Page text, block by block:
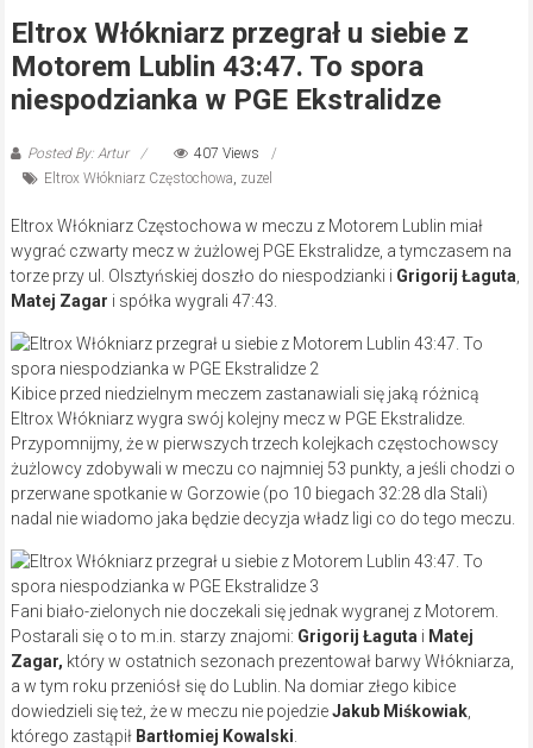
Eltrox Włókniarz przegrał u siebie z
Motorem Lublin 43:47. To spora
niespodzianka w PGE Ekstralidze
Posted By: Artur
407 Views
Eltrox Włókniarz Częstochowa, zuzel
Eltrox Włókniarz Częstochowa w meczu z Motorem Lublin miał
wygrać czwarty mecz w żużlowej PGE Ekstralidze, a tymczasem na
torze przy ul. Olsztyńskiej doszło do niespodzianki i Grigorij Łaguta
Matej Zagar i spółka wygrali 47:43.
Kibice przed niedzielnym meczem zastanawiali się jaką różnicą
Eltrox Włókniarz wygra swój kolejny mecz w PGE Ekstralidze.
Przypomnijmy, że w pierwszych trzech kolejkach częstochowscy
żużlowcy zdobywali w meczu co najmniej 53 punkty, a jeśli chodzi o
przerwane spotkanie w Gorzowie (po 10 biegach 32:28 dla Stali)
nadal nie wiadomo jaka będzie decyzja władz ligi co do tego meczu.
Fani biało-zielonych nie doczekali się jednak wygranej z Motorem.
Postarali się o to m.in. starzy znajomi: Grigorij Łaguta i Matej
Zagar, który w ostatnich sezonach prezentował barwy Włókniarza,
a w tym roku przeniósł się do Lublin. Na domiar złego kibice
dowiedzieli się też, że w meczu nie pojedzieJakub Miśkowiak,
którego zastąpił Bartłomiej Kowalski